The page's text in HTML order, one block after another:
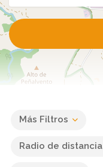
Más Filtros
Radio de distancia